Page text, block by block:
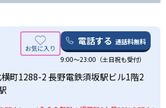
電話する 通話料無料
9:00～23:00（土日祝も受付）
町1288-2 長野電鉄須坂駅ビル1階2